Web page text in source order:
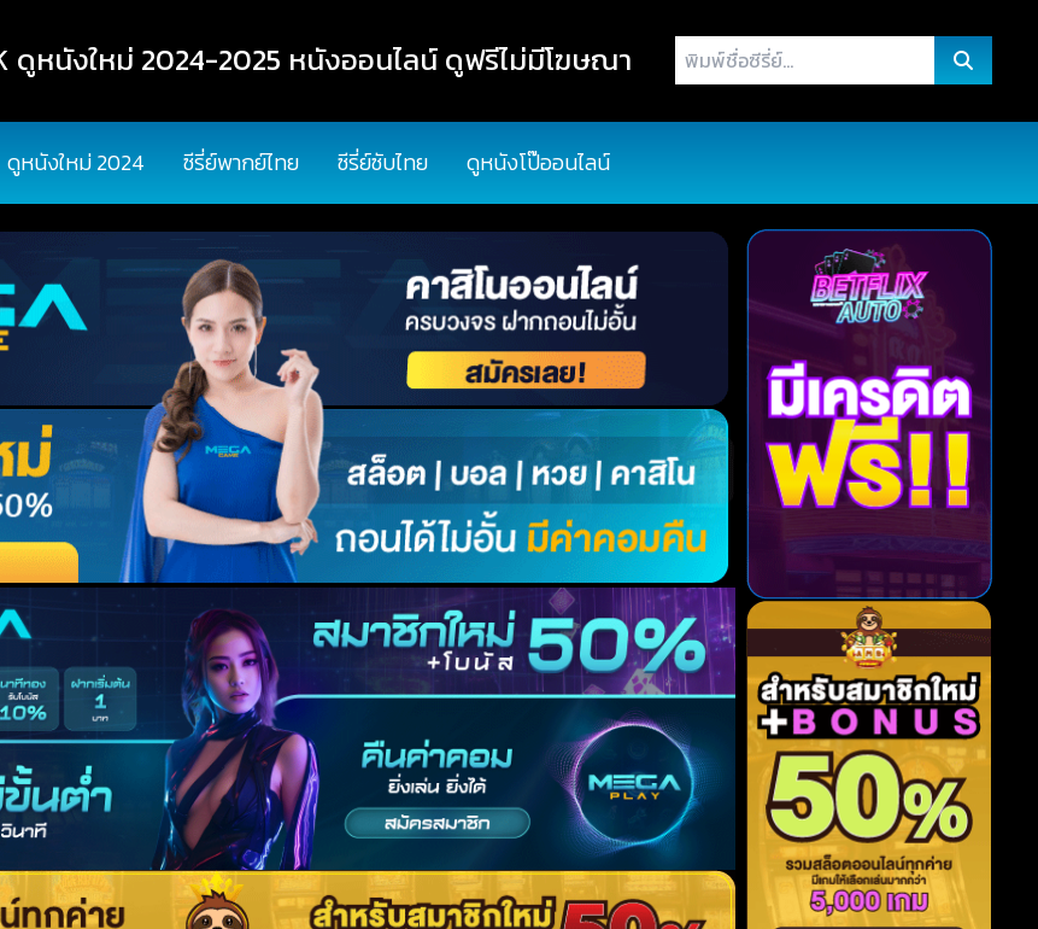
ดูหนังใหม่ 2024-2025 หนังออนไลน์ ดูฟรีไม่มีโฆษณา
พิมพ์
ชื่อ
ดูหนังใหม่ 2024 ซีรี่ย์พากย์ไทย ซีรี่ย์ซับไทย ดูหนังโป๊ออนไลน์